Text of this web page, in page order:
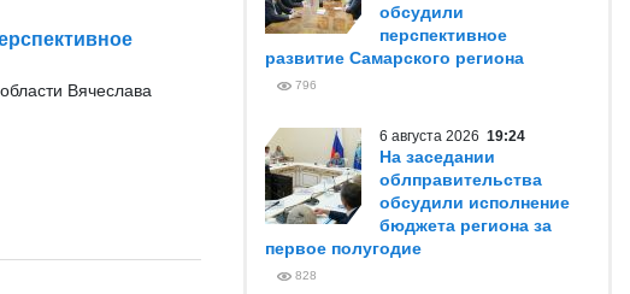
Вячеслава
обсудили
перспективное
развитие Самарского региона
796
6 августа 2026 19:24
На заседании
облправительства
обсудили исполнение
бюджета региона за
первое полугодие
828